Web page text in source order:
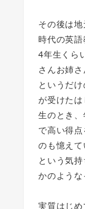
その後は
時代の英語
4年生くら
さんお姉
というだ
が受けた
生のとき
で高い得
のも憶えて
という気
かのような
実質はじ